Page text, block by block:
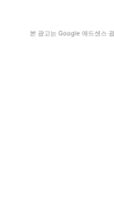
본 광고는 Google 애드센스